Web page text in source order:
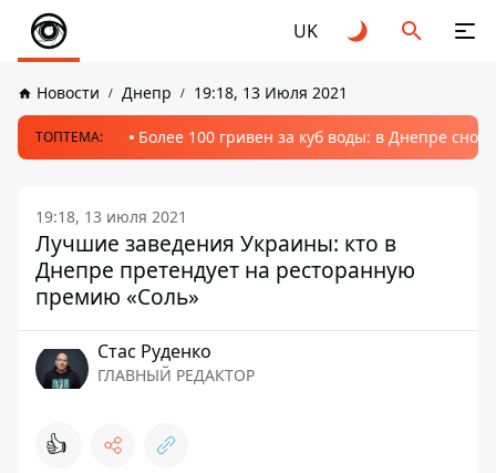
UK
Новости Днепр 19:18, 13 Июля 2021
ТОПТЕМА: Более 100 гривен за куб воды: в Днепре
19:18, 13 июля 2021
Лучшие заведения Украины: кто в
Днепре претендует на ресторанную
премию «Соль»
Стаc Руденко
ГЛАВНЫЙ РЕДАКТОР
👍